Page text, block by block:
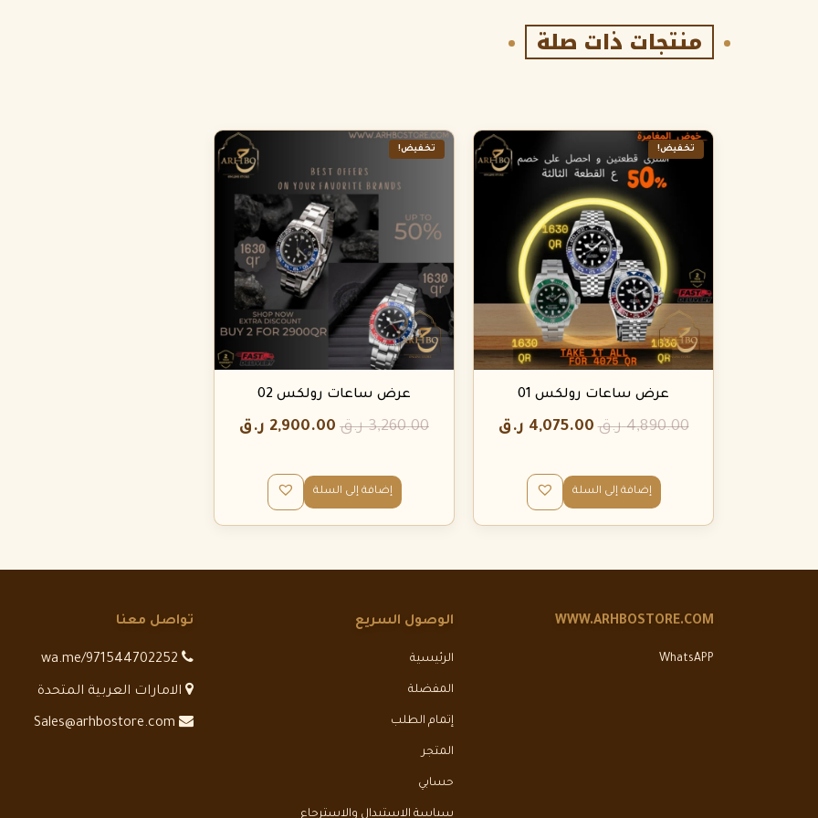
منتجات ذات صلة
تخفيض!
عرض ساعات رولكس 01
4,890.00 ر.ق 4,075.00 ر.ق
إضافة إلى السلة
تخفيض!
عرض ساعات رولكس 02
3,260.00 ر.ق 2,900.00 ر.ق
إضافة إلى السلة
WWW.ARHBOSTORE.COM
WhatsAPP
الوصول السريع
الرئيسية
المفضلة
إتمام الطلب
المتجر
حسابي
سياسة الاستبدال والاسترجاع
تواصل معنا
الامارات العربية المتحدة